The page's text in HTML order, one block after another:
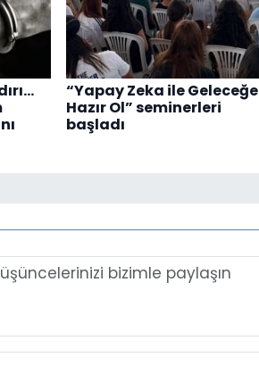
“Yapay Zeka ile Geleceğe
Hazır Ol” seminerleri
başladı